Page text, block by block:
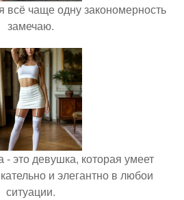
всё чаще одну закономерность
замечаю.
это девушка, которая умеет
и элегантно в любои
ситуации.